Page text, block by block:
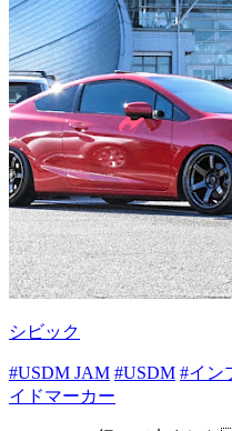
シビック
#USDM JAM #USDM #イン
イドマーカー